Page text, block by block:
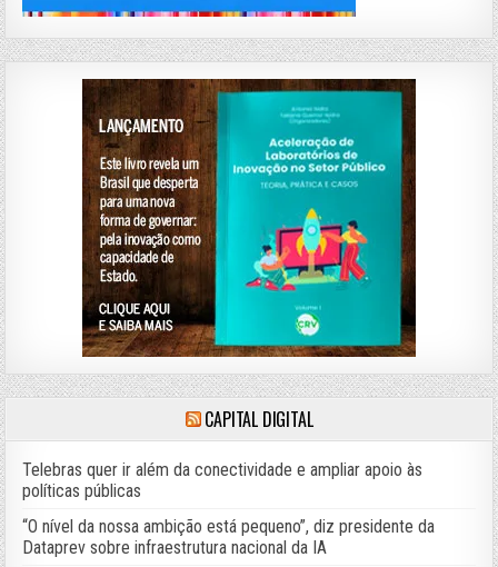
CAPITAL DIGITAL
Telebras quer ir além da conectividade e ampliar apoio às
políticas públicas
“O nível da nossa ambição está pequeno”, diz presidente da
Dataprev sobre infraestrutura nacional da IA